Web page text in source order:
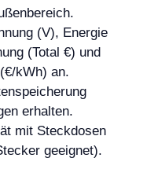
(V), Energie
(Total €) und
kWh) an.
erhalten.
mit Steckdosen
geeignet).